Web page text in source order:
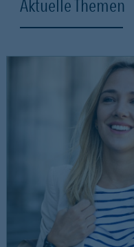
Aktuelle Themen